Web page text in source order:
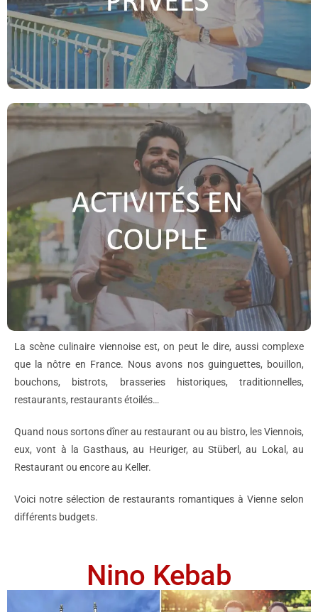
La scène culinaire viennoise est, on peut le dire, aussi complexe
que la nôtre en France. Nous avons nos guinguettes, bouillon,
bouchons, bistrots, brasseries historiques, traditionnelles,
restaurants, restaurants étoilés…
Quand nous sortons dîner au restaurant ou au bistro, les Viennois,
eux, vont à la Gasthaus, au Heuriger, au Stüberl, au Lokal, au
Restaurant ou encore au Keller.
Voici notre sélection de restaurants romantiques à Vienne selon
différents budgets.
Nino Kebab